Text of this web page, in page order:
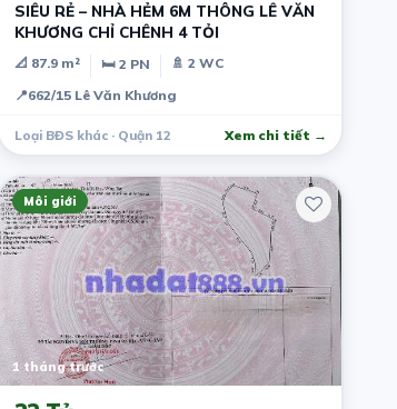
SIÊU RẺ – NHÀ HẺM 6M THÔNG LÊ VĂN
KHƯƠNG CHỈ CHÊNH 4 TỎI
📐 87.9 m² 🛏 2 PN
🚿 2 WC
📍662/15 Lê Văn Khương
Loại BĐS khác · Quận 12 Xem chi tiết →
Môi giới
1 tháng trước